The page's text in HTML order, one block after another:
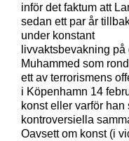
inför det faktum att
sedan ett par år
under konstant
livvaktsbevakning
Muhammed som
ett av terrorismens
i Köpenhamn 14
konst eller varför
kontroversiella
Oavsett om konst (i